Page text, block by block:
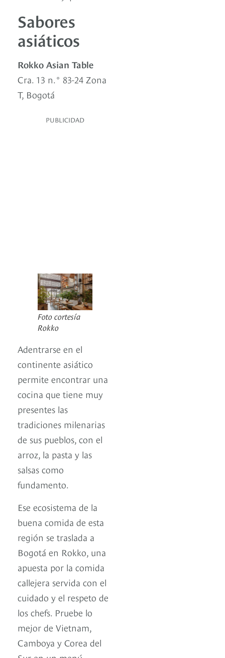
Sabores
asiáticos
Rokko Asian Table
Cra. 13 n.° 83-24 Zona
T, Bogotá
PUBLICIDAD
Foto cortesía
Rokko
Adentrarse en el
continente asiático
permite encontrar una
cocina que tiene muy
presentes las
tradiciones milenarias
de sus pueblos, con el
arroz, la pasta y las
salsas como
fundamento.
Ese ecosistema de la
buena comida de esta
región se traslada a
Bogotá en Rokko, una
apuesta por la comida
callejera servida con el
cuidado y el respeto de
los chefs. Pruebe lo
mejor de Vietnam,
Camboya y Corea del